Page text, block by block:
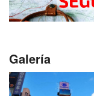
Galería